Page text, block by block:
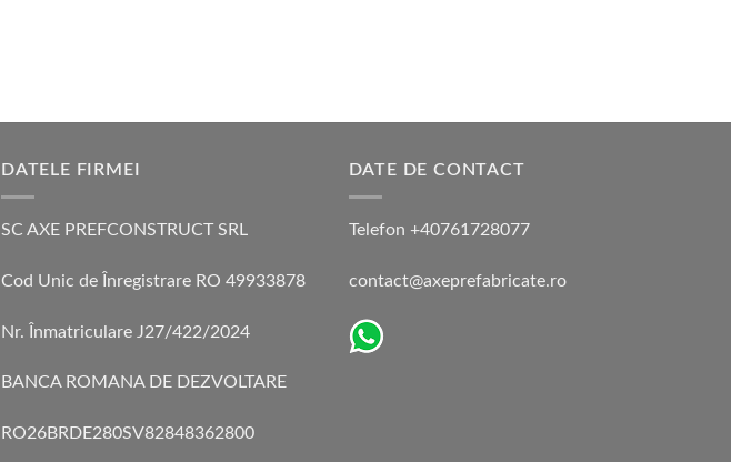
DATELE FIRMEI
SC AXE PREFCONSTRUCT SRL
Cod Unic de Înregistrare RO 49933878
Nr. Înmatriculare J27/422/2024
BANCA ROMANA DE DEZVOLTARE
RO26BRDE280SV82848362800
DATE DE CONTACT
Telefon +40761728077
contact@axeprefabricate.ro